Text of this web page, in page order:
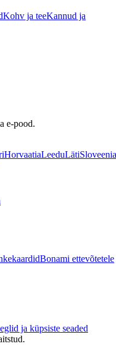
Kohv ja teeKannud ja
e-pood.
HorvaatiaLeeduLätiSloveenia
Bonami ettevõtetele
ja küpsiste seaded